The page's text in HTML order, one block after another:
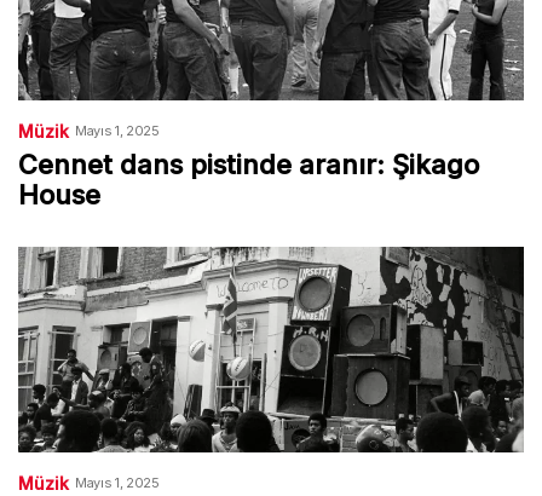
Müzik Mayıs 1, 2025
Cennet dans pistinde aranır: Şikago
House
Müzik Mayıs 1, 2025